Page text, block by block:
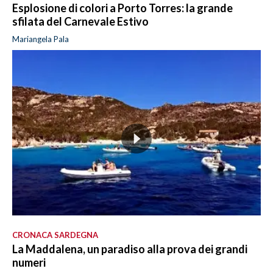
Esplosione di colori a Porto Torres: la grande
sfilata del Carnevale Estivo
Mariangela Pala
CRONACA SARDEGNA
La Maddalena, un paradiso alla prova dei grandi
numeri